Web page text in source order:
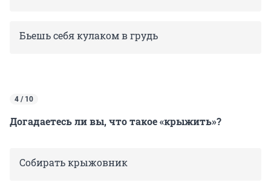
Бьешь себя кулаком в грудь
4 / 10
Догадаетесь ли вы, что такое «крыжить»?
Собирать крыжовник